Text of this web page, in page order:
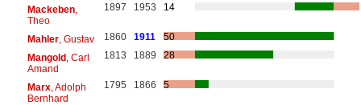
Mackeben,
Theo
1897 1953 14
Mahler, Gustav 1860 1911
50
Mangold, Carl
Amand
1813 1889 28
Marx, Adolph
Bernhard
1795 1866 5